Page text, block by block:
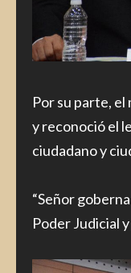
Por su parte,
y reconoció el
ciudadano y
“Señor
Poder Judicial